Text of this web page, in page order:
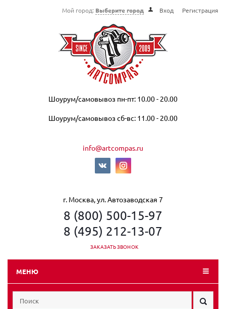
Мой город: Выберите город Вход Регистрация
Шоурум/самовывоз пн-пт: 10.00 - 20.00
Шоурум/самовывоз сб-вс: 11.00 - 20.00
info@artcompas.ru
г. Москва, ул. Автозаводская 7
8 (800) 500-15-97
8 (495) 212-13-07
ЗАКАЗАТЬ ЗВОНОК
МЕНЮ